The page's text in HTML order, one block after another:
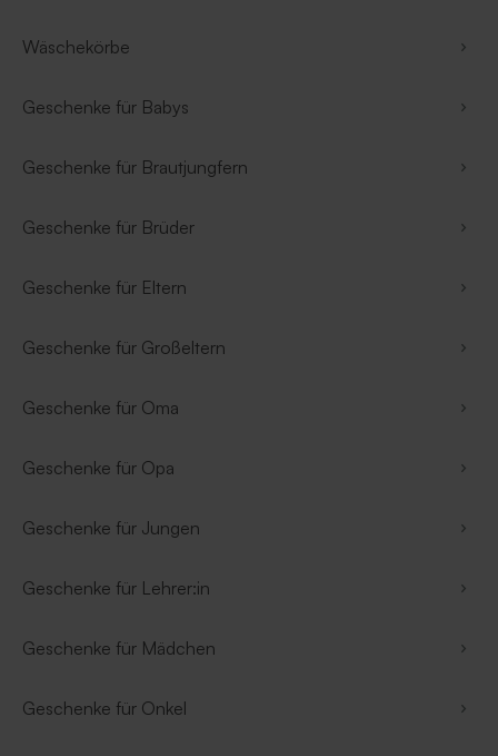
Wäschekörbe
Geschenke für Babys
Geschenke für Brautjungfern
Geschenke für Brüder
Geschenke für Eltern
Geschenke für Großeltern
Geschenke für Oma
Geschenke für Opa
Geschenke für Jungen
Geschenke für Lehrer:in
Geschenke für Mädchen
Geschenke für Onkel